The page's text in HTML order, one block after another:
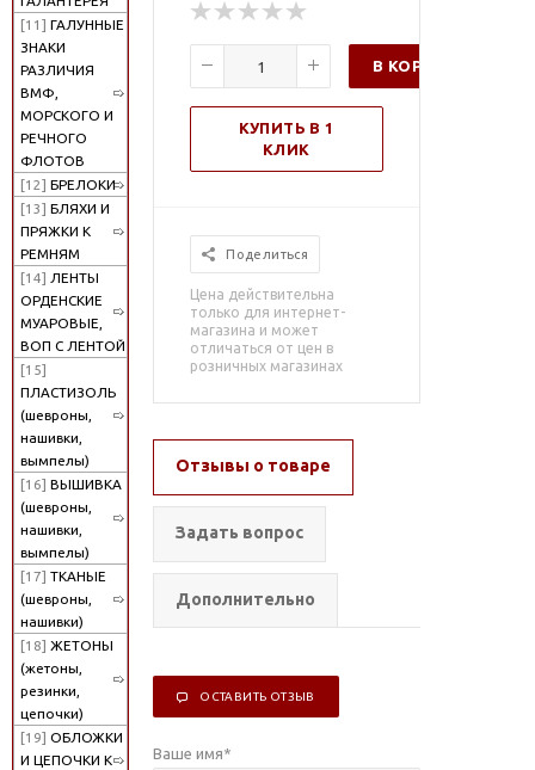
[11] ГАЛУННЫЕ
ЗНАКИ
РАЗЛИЧИЯ
ВМФ,
МОРСКОГО И
РЕЧНОГО
ФЛОТОВ
[12] БРЕЛОКИ
[13] БЛЯХИ И
ПРЯЖКИ К
РЕМНЯМ
[14] ЛЕНТЫ
ОРДЕНСКИЕ
МУАРОВЫЕ,
ВОП С ЛЕНТОЙ
[15]
ПЛАСТИЗОЛЬ
(шевроны,
нашивки,
вымпелы)
[16] ВЫШИВКА
(шевроны,
нашивки,
вымпелы)
[17] ТКАНЫЕ
(шевроны,
нашивки)
[18] ЖЕТОНЫ
(жетоны,
резинки,
цепочки)
[19] ОБЛОЖКИ
И ЦЕПОЧКИ К
В КОРЗИНУ
КУПИТЬ В 1
КЛИК
Поделиться
Цена действительна
только для интернет-
магазина и может
отличаться от цен в
розничных магазинах
Отзывы о товаре
Задать вопрос
Дополнительно
ОСТАВИТЬ ОТЗЫВ
Ваше имя*